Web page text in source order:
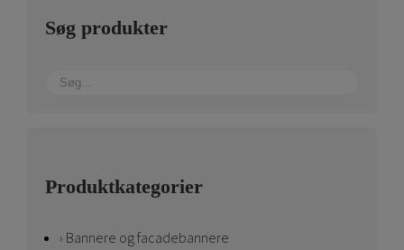
Søg produkter
Produktkategorier
Bannere og facadebannere